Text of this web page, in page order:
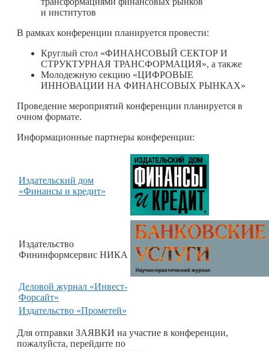
и институтов
В рамках конференции планируется провести:
Круглый стол «ФИНАНСОВЫЙ СЕКТОР И
СТРУКТУРНАЯ ТРАНСФОРМАЦИЯ», а также
Молодежную секцию «ЦИФРОВЫЕ
ИННОВАЦИИ НА ФИНАНСОВЫХ РЫНКАХ»
Проведение мероприятий конференции планируется в
очном формате.
Информационные партнеры конференции:
Издательский дом
«Финансы и кредит»
Издательство
Фининформсервис НИКА
Деловой журнал «Инвест-
Форсайт»
Издательство «Прометей»
Для отправки ЗАЯВКИ на участие в конференции,
пожалуйста, перейдите по